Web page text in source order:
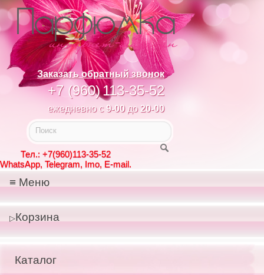
Заказать обратный звонок
+7 (960)113-35-52
ежедневно с 9-00до 20-00
Тел.: +7(960)113-35-52
WhatsApp, Telegram, Imo, E-mail.
Меню
Корзина
Каталог